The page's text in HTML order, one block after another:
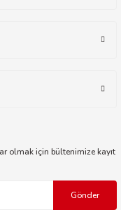
olmak için bültenimize kayıt
Gönder